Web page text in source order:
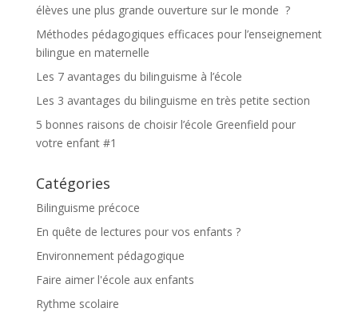
élèves une plus grande ouverture sur le monde ?
Méthodes pédagogiques efficaces pour l’enseignement
bilingue en maternelle
Les 7 avantages du bilinguisme à l’école
Les 3 avantages du bilinguisme en très petite section
5 bonnes raisons de choisir l’école Greenfield pour
votre enfant #1
Catégories
Bilinguisme précoce
En quête de lectures pour vos enfants ?
Environnement pédagogique
Faire aimer l'école aux enfants
Rythme scolaire